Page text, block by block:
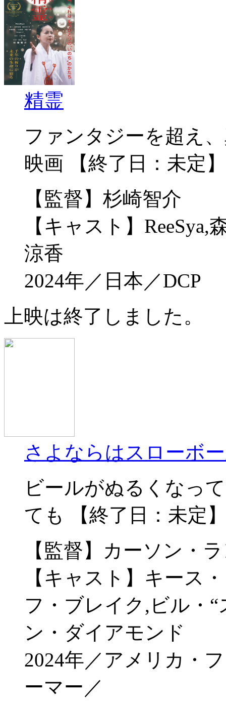
精霊
ファンタジーを超え
映画 【終了日：未定】
【監督】杉崎智介
【キャスト】
涼香
2024年／日本／DCP
上映は終了しました。
さよならはスローボ
ビールがぬるくなっ
ても 【終了日：未定
【監督】カーソン・
【キャスト】キース
フ・ブレイク,ビル・
ン・ダイアモンド
2024年／アメリカ・
ーマー／